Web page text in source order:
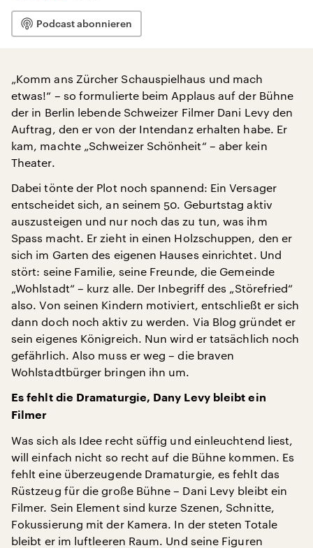
Podcast abonnieren
„Komm ans Zürcher Schauspielhaus und mach
etwas!“ – so formulierte beim Applaus auf der Bühne
der in Berlin lebende Schweizer Filmer Dani Levy den
Auftrag, den er von der Intendanz erhalten habe. Er
kam, machte „Schweizer Schönheit“ – aber kein
Theater.
Dabei tönte der Plot noch spannend: Ein Versager
entscheidet sich, an seinem 50. Geburtstag aktiv
auszusteigen und nur noch das zu tun, was ihm
Spass macht. Er zieht in einen Holzschuppen, den er
sich im Garten des eigenen Hauses einrichtet. Und
stört: seine Familie, seine Freunde, die Gemeinde
„Wohlstadt“ – kurz alle. Der Inbegriff des „Störefried“
also. Von seinen Kindern motiviert, entschließt er sich
dann doch noch aktiv zu werden. Via Blog gründet er
sein eigenes Königreich. Nun wird er tatsächlich noch
gefährlich. Also muss er weg – die braven
Wohlstadtbürger bringen ihn um.
Es fehlt die Dramaturgie, Dany Levy bleibt ein
Filmer
Was sich als Idee recht süffig und einleuchtend liest,
will einfach nicht so recht auf die Bühne kommen. Es
fehlt eine überzeugende Dramaturgie, es fehlt das
Rüstzeug für die große Bühne – Dani Levy bleibt ein
Filmer. Sein Element sind kurze Szenen, Schnitte,
Fokussierung mit der Kamera. In der steten Totale
bleibt er im luftleeren Raum. Und seine Figuren